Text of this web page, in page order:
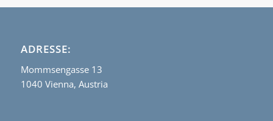
ADRESSE:
Mommsengasse 13
1040 Vienna, Austria